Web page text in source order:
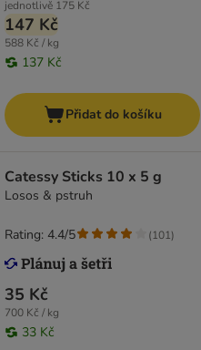
jednotlivě 175 Kč
147 Kč
588 Kč / kg
137 Kč
Přidat do košíku
Catessy Sticks 10 x 5 g
Losos & pstruh
35 Kč
700 Kč / kg
33 Kč
Rating: 4.4/5 (101)